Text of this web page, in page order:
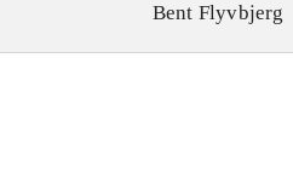
Bent Flyvbjerg